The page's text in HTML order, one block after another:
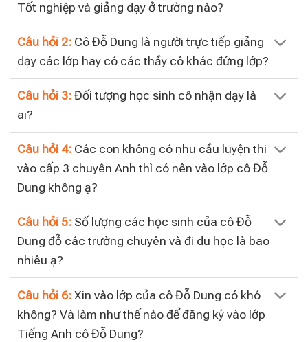
Tốt nghiệp và giảng dạy ở trường nào?
Câu hỏi 2: Cô Đỗ Dung là người trực tiếp giảng
dạy các lớp hay có các thầy cô khác đứng lớp?
Câu hỏi 3: Đối tượng học sinh cô nhận dạy là
ai?
Câu hỏi 4: Các con không có nhu cầu luyện thi
vào cấp 3 chuyên Anh thì có nên vào lớp cô Đỗ
Dung không ạ?
Câu hỏi 5: Số lượng các học sinh của cô Đỗ
Dung đỗ các trường chuyên và đi du học là bao
nhiêu ạ?
Câu hỏi 6: Xin vào lớp của cô Đỗ Dung có khó
không? Và làm như thế nào để đăng ký vào lớp
Tiếng Anh cô Đỗ Dung?